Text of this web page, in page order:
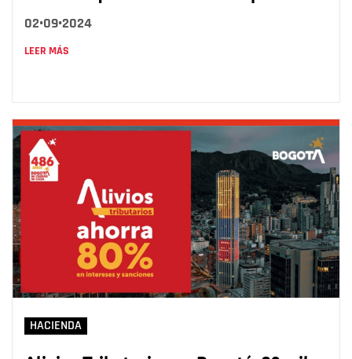
02•09•2024
LEER MÁS
HACIENDA